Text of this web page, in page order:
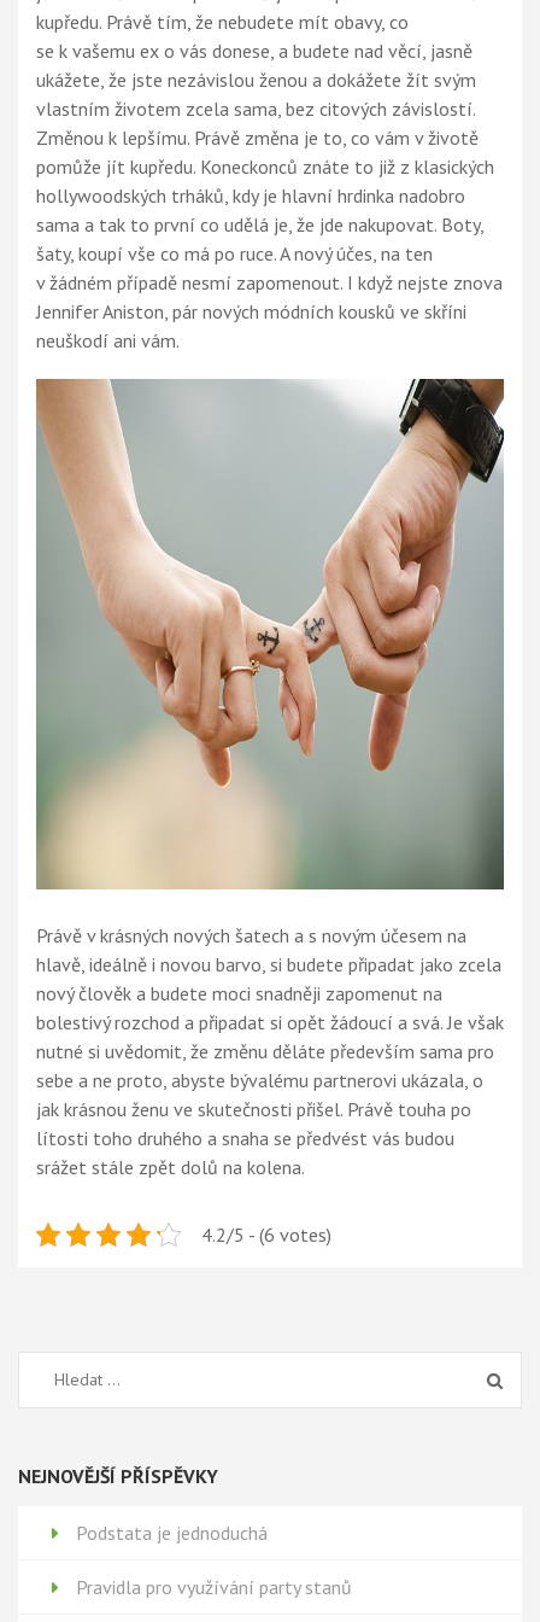
kupředu. Právě tím, že nebudete mít obavy, co
se k vašemu ex o vás donese, a budete nad věcí, jasně
ukážete, že jste nezávislou ženou a dokážete žít svým
vlastním životem zcela sama, bez citových závislostí.
Změnou k lepšímu. Právě změna je to, co vám v životě
pomůže jít kupředu. Koneckonců znáte to již z klasických
hollywoodských trháků, kdy je hlavní hrdinka nadobro
sama a tak to první co udělá je, že jde nakupovat. Boty,
šaty, koupí vše co má po ruce. A nový účes, na ten
v žádném případě nesmí zapomenout. I když nejste znova
Jennifer Aniston, pár nových módních kousků ve skříni
neuškodí ani vám.
Právě v krásných nových šatech a s novým účesem na
hlavě, ideálně i novou barvo, si budete připadat jako zcela
nový člověk a budete moci snadněji zapomenut na
bolestivý rozchod a připadat si opět žádoucí a svá. Je však
nutné si uvědomit, že změnu děláte především sama pro
sebe a ne proto, abyste bývalému partnerovi ukázala, o
jak krásnou ženu ve skutečnosti přišel. Právě touha po
lítosti toho druhého a snaha se předvést vás budou
srážet stále zpět dolů na kolena.
4.2/5 - (6 votes)
Vyhledávání
NEJNOVĚJŠÍ PŘÍSPĚVKY
Podstata je jednoduchá
Pravidla pro využívání party stanů